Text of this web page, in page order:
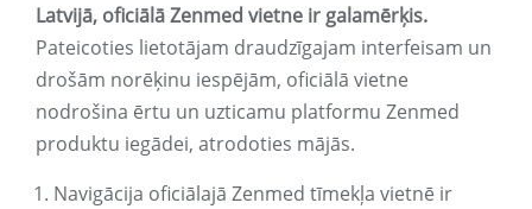
Latvijā, oficiālā Zenmed vietne ir galamērķis.
Pateicoties lietotājam draudzīgajam interfeisam un
drošām norēķinu iespējām, oficiālā vietne
nodrošina ērtu un uzticamu platformu Zenmed
produktu iegādei, atrodoties mājās.
Navigācija oficiālajā Zenmed tīmekļa vietnē ir